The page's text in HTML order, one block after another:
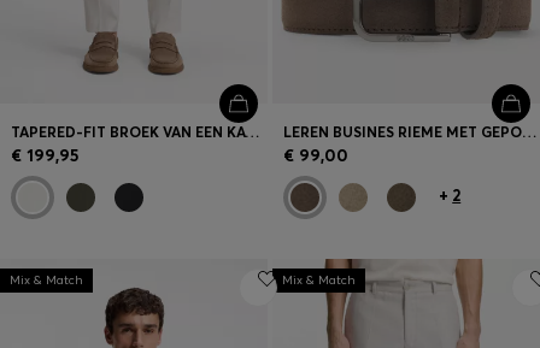
TAPERED-FIT BROEK VAN EEN KATOENMIX
€ 199,95
LEREN BUSINES RIEME MET GEPOLIJSTE BRONZEN GESP
€ 99,00
+ 2
Mix & Match Mix & Match